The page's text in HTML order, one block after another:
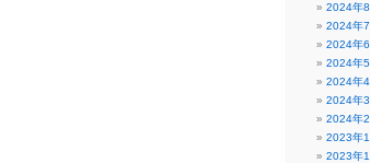
2024年8
2024年7
2024年6
2024年5
2024年4
2024年3
2024年2
2023年
2023年